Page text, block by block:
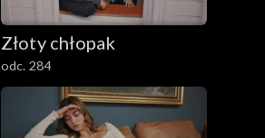
Złoty chłopak
odc. 284